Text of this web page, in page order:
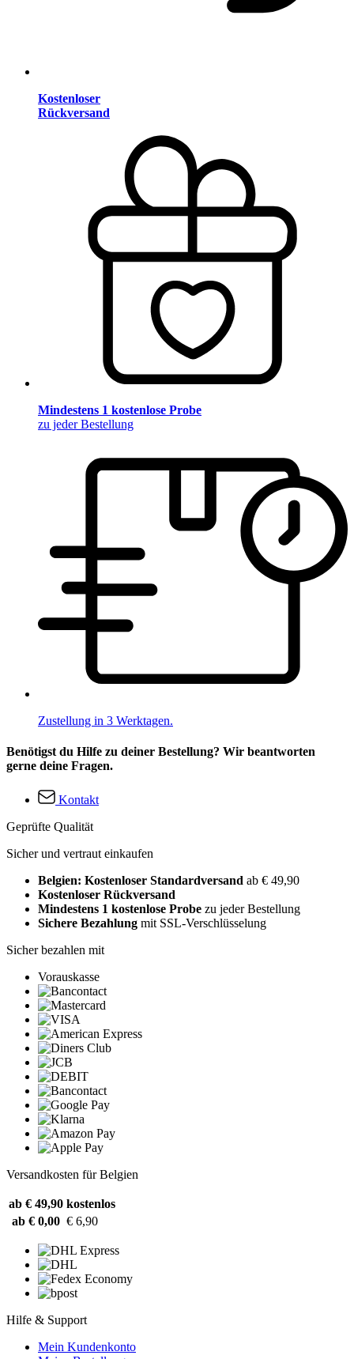
Kostenloser
Rückversand
Mindestens 1 kostenlose Probe
zu jeder Bestellung
Zustellung in 3 Werktagen.
Benötigst du Hilfe zu deiner Bestellung? Wir beantworten
gerne deine Fragen.
Kontakt
Geprüfte Qualität
Sicher und vertraut einkaufen
Belgien: Kostenloser Standardversand ab € 49,90
Kostenloser Rückversand
Mindestens 1 kostenlose Probe zu jeder Bestellung
Sichere Bezahlung mit SSL-Verschlüsselung
Sicher bezahlen mit
Vorauskasse
Versandkosten für Belgien
ab € 49,90 kostenlos
ab € 0,00 € 6,90
Hilfe & Support
Mein Kundenkonto